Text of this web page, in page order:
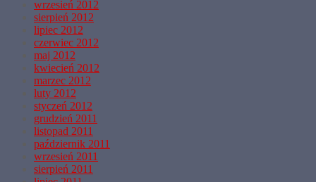
wrzesień 2012
sierpień 2012
lipiec 2012
czerwiec 2012
maj 2012
kwiecień 2012
marzec 2012
luty 2012
styczeń 2012
grudzień 2011
listopad 2011
październik 2011
wrzesień 2011
sierpień 2011